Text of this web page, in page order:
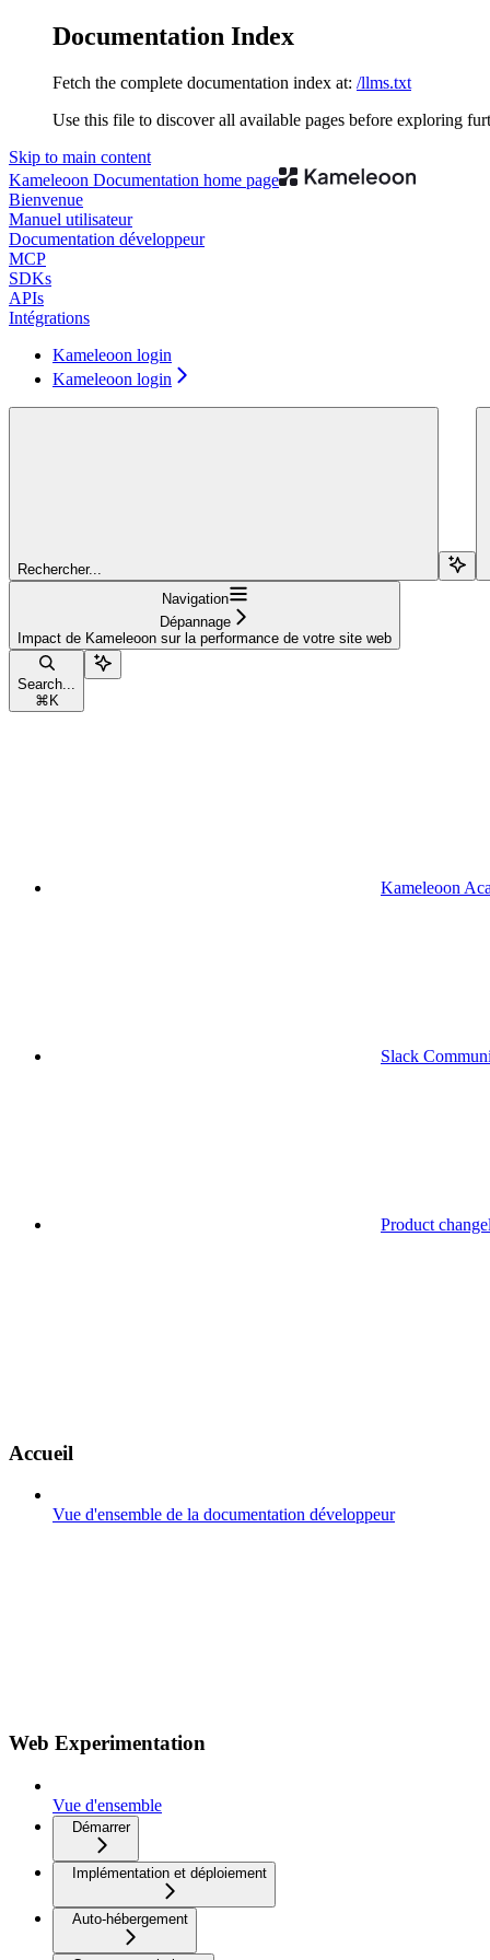
Documentation Index
Fetch the complete documentation index at: /llms.txt
Use this file to discover all available pages before exploring
Skip to main content
Kameleoon Documentation home page
Bienvenue
Manuel utilisateur
Documentation développeur
MCP
SDKs
APIs
Intégrations
Kameleoon login
Kameleoon login
Rechercher...
Navigation
Dépannage
Impact de Kameleoon sur la performance de votre site web
Search...
⌘ K
Kameleoon
Slack
Product
Accueil
Vue d'ensemble de la documentation développeur
Web Experimentation
Vue d'ensemble
Démarrer
Implémentation et déploiement
Auto-hébergement